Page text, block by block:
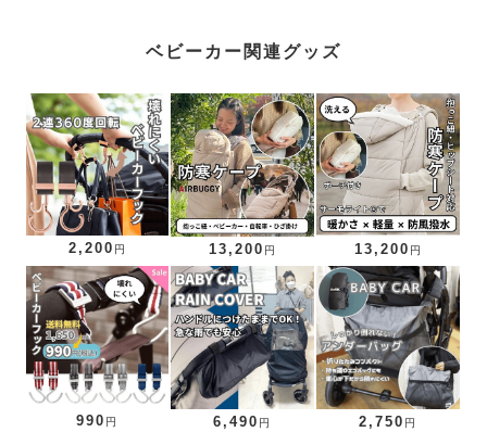
ベビーカー関連グッズ
2,200 円 13,200 円 13,200 円
990 円 6,490 円 2,750 円